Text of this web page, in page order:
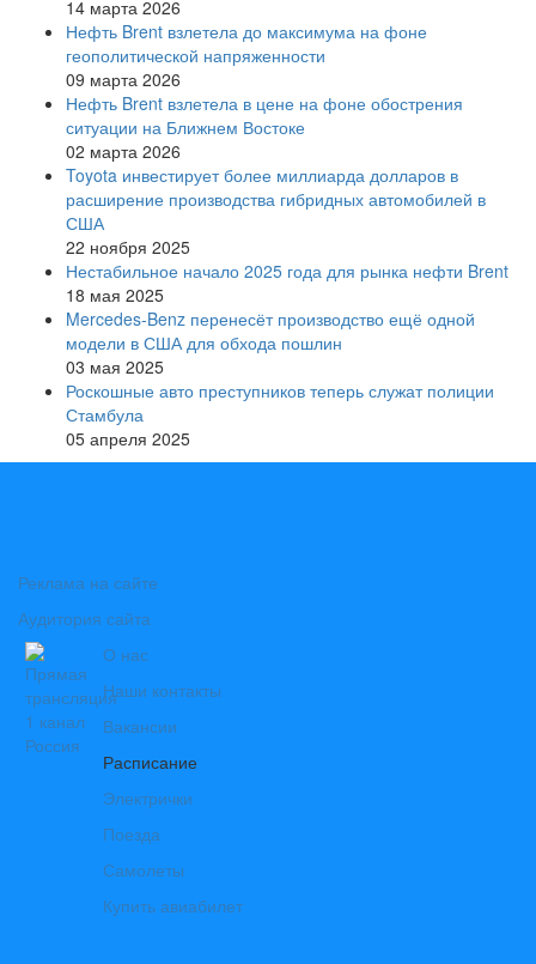
14 марта 2026
Нефть Brent взлетела до максимума на фоне
геополитической напряженности
09 марта 2026
Нефть Brent взлетела в цене на фоне обострения
ситуации на Ближнем Востоке
02 марта 2026
Toyota инвестирует более миллиарда долларов в
расширение производства гибридных автомобилей в
США
22 ноября 2025
Нестабильное начало 2025 года для рынка нефти Brent
18 мая 2025
Mercedes-Benz перенесёт производство ещё одной
модели в США для обхода пошлин
03 мая 2025
Роскошные авто преступников теперь служат полиции
Стамбула
05 апреля 2025
Реклама на сайте
Аудитория сайта
О нас
Наши контакты
Вакансии
Расписание
Электрички
Поезда
Самолеты
Купить авиабилет